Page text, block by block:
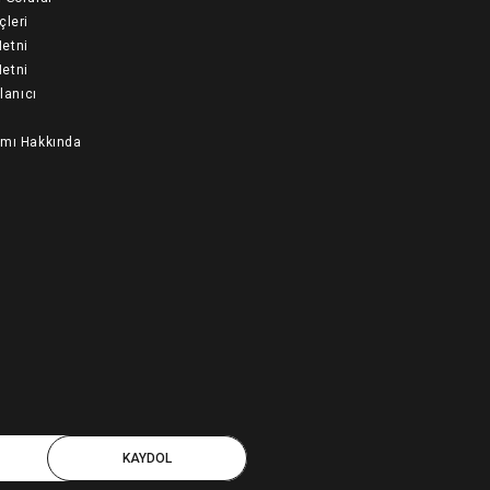
Hakkında
KAYDOL